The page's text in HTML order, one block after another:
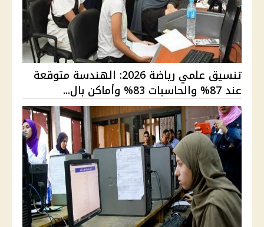
تنسيق علمي رياضة 2026: الهندسة متوقعة
عند 87% والحاسبات 83% وأماكن بال...